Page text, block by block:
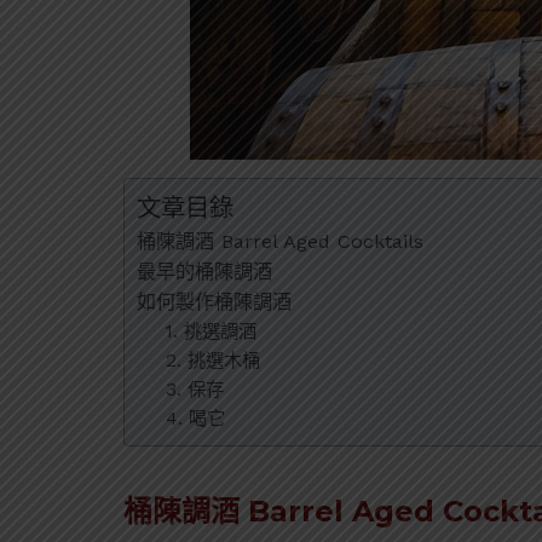
文章目錄
桶陳調酒 Barrel Aged Cocktails
最早的桶陳調酒
如何製作桶陳調酒
1. 挑選調酒
2. 挑選木桶
3. 保存
4. 喝它
桶陳調酒 Barrel Aged